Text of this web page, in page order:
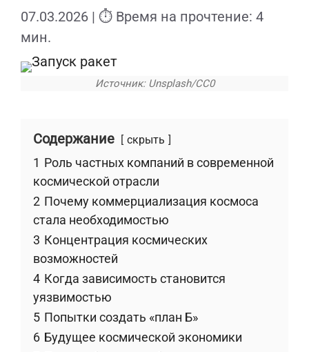
07.03.2026 | ⏱ Время на прочтение: 4
мин.
Источник: Unsplash/CC0
Содержание скрыть
1 Роль частных компаний в современной
космической отрасли
2 Почему коммерциализация космоса
стала необходимостью
3 Концентрация космических
возможностей
4 Когда зависимость становится
уязвимостью
5 Попытки создать «план Б»
6 Будущее космической экономики